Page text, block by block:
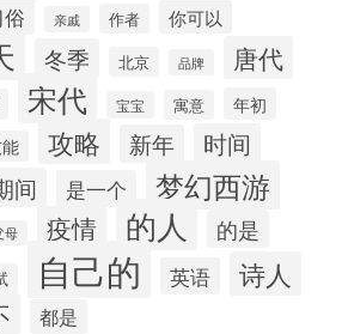
亲戚 作者 你可以
冬季 北京 品牌 唐代
宋代 宝宝 寓意 年初
攻略 新年 时间
间 是一个 梦幻西游
母 疫情 的人 的是
自己的 英语 诗人
都是